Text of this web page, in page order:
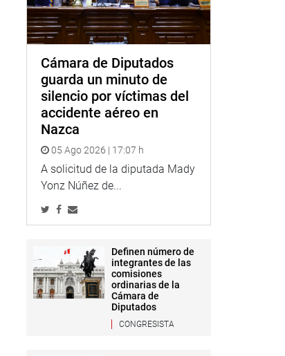
Cámara de Diputados
guarda un minuto de
silencio por víctimas del
accidente aéreo en
Nazca
05 Ago 2026 | 17:07 h
A solicitud de la diputada Mady
Yonz Núñez de...
Definen número de
integrantes de las
comisiones
ordinarias de la
Cámara de
Diputados
CONGRESISTA